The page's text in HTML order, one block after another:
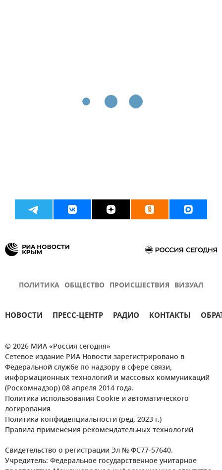
ПОЛИТИКА ОБЩЕСТВО ПРОИСШЕСТВИЯ ВИЗУАЛ
НОВОСТИ ПРЕСС-ЦЕНТР РАДИО КОНТАКТЫ
© 2026 МИА «Россия сегодня»
Сетевое издание РИА Новости зарегистрировано в
Федеральной службе по надзору в сфере связи,
информационных технологий и массовых коммуникаций
(Роскомнадзор) 08 апреля 2014 года.
Политика использования Cookie и автоматического
логирования
Политика конфиденциальности (ред. 2023 г.)
Правила применения рекомендательных технологий
Свидетельство о регистрации Эл № ФС77-57640.
Учредитель: Федеральное государственное унитарное